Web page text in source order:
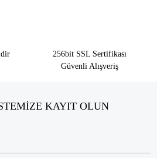
256bit SSL Sertifikası
Güvenli Alışveriş
KAYIT OLUN